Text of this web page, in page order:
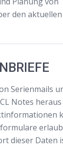
den aktuellen
Serienmails
Notes
dieser Daten